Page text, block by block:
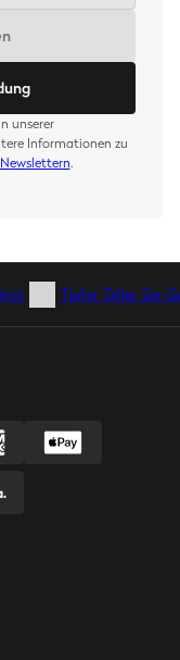
unserer
Informationen zu
.
Tiefer Teller 2er-